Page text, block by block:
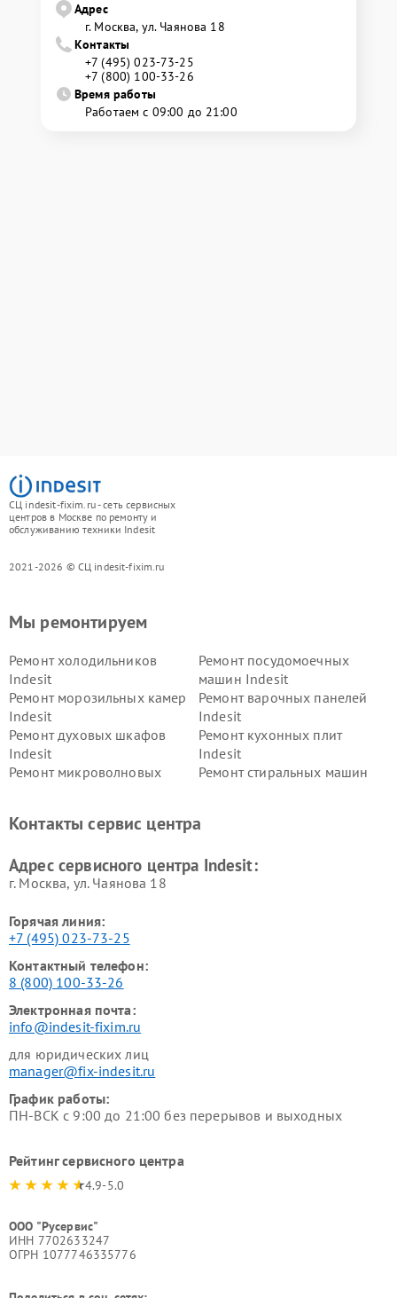
Адрес
г. Москва, ул. Чаянова 18
Контакты
+7 (495) 023-73-25
+7 (800) 100-33-26
Время работы
Работаем с 09:00 до 21:00
СЦ indesit-fixim.ru - сеть сервисных
центров в Москве по ремонту и
обслуживанию техники Indesit
2021-2026 © СЦ indesit-fixim.ru
Мы ремонтируем
Ремонт холодильников
Indesit
Ремонт посудомоечных
машин Indesit
Ремонт морозильных камер
Indesit
Ремонт варочных панелей
Indesit
Ремонт духовых шкафов
Indesit
Ремонт кухонных плит
Indesit
Ремонт микроволновых
Ремонт стиральных машин
Indesit
Indesit
Контакты сервис центра
Адрес сервисного центра Indesit:
г. Москва, ул. Чаянова 18
Горячая линия:
+7 (495) 023-73-25
Контактный телефон:
8 (800) 100-33-26
Электронная почта:
info@indesit-fixim.ru
для юридических лиц
manager@fix-indesit.ru
График работы:
ПН-ВСК с 9:00 до 21:00 без перерывов и выходных
Рейтинг сервисного центра
4.9-5.0
ООО "Русервис"
ИНН 7702633247
ОГРН 1077746335776